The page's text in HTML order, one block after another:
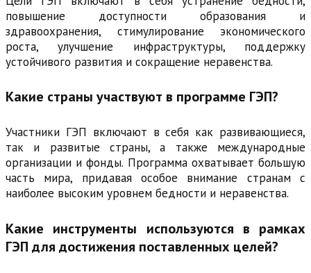
повышение доступности образования и
здравоохранения, стимулирование экономического
роста, улучшение инфраструктуры, поддержку
устойчивого развития и сокращение неравенства.
Какие страны участвуют в программе ГЭП?
Участники ГЭП включают в себя как развивающиеся,
так и развитые страны, а также международные
организации и фонды. Программа охватывает большую
часть мира, придавая особое внимание странам с
наиболее высоким уровнем бедности и неравенства.
Какие инструменты используются в рамках
ГЭП для достижения поставленных целей?